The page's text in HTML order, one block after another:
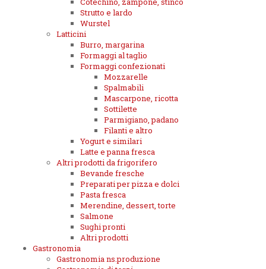
Strutto e lardo
Wurstel
Latticini
Burro, margarina
Formaggi al taglio
Formaggi confezionati
Mozzarelle
Spalmabili
Mascarpone, ricotta
Sottilette
Parmigiano, padano
Filanti e altro
Yogurt e similari
Latte e panna fresca
Altri prodotti da frigorifero
Bevande fresche
Preparati per pizza e dolci
Pasta fresca
Merendine, dessert, torte
Salmone
Sughi pronti
Altri prodotti
Gastronomia
Gastronomia ns.produzione